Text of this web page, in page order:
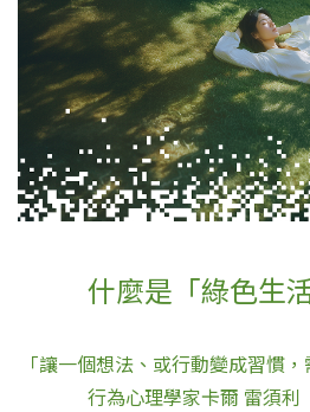
什麼是「綠色生
「讓一個想法、或行動變成習慣
行為心理學家卡爾 雷須利